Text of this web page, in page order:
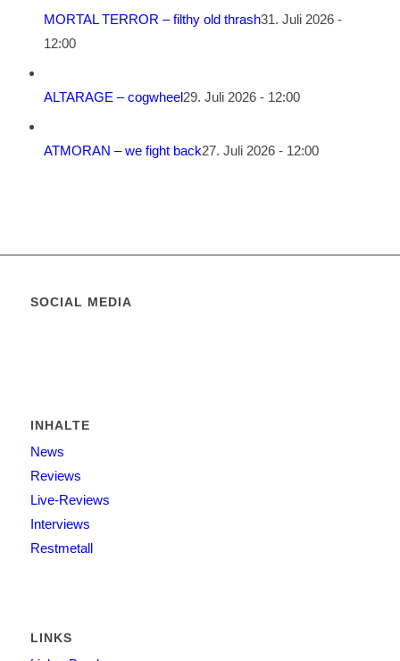
MORTAL TERROR – filthy old thrash31. Juli 2026 -
12:00
ALTARAGE – cogwheel29. Juli 2026 - 12:00
ATMORAN – we fight back27. Juli 2026 - 12:00
SOCIAL MEDIA
INHALTE
News
Reviews
Live-Reviews
Interviews
Restmetall
LINKS